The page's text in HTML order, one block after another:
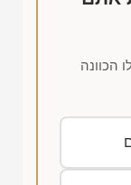
הכוונה